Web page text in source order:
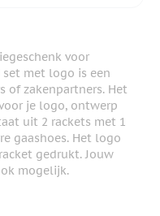
voor
met logo is een
of zakenpartners. Het
je logo, ontwerp
uit 2 rackets met 1
gaashoes. Het logo
gedrukt. Jouw
mogelijk.